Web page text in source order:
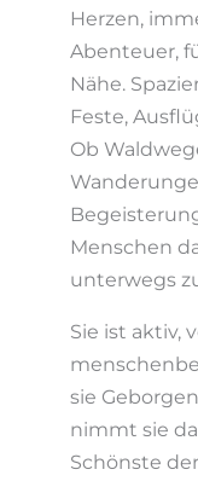
Herzen,
Abenteuer,
Nähe.
Feste,
Ob
Menschen
unterwegs
Sie ist aktiv,
sie
nimmt sie
Schönste